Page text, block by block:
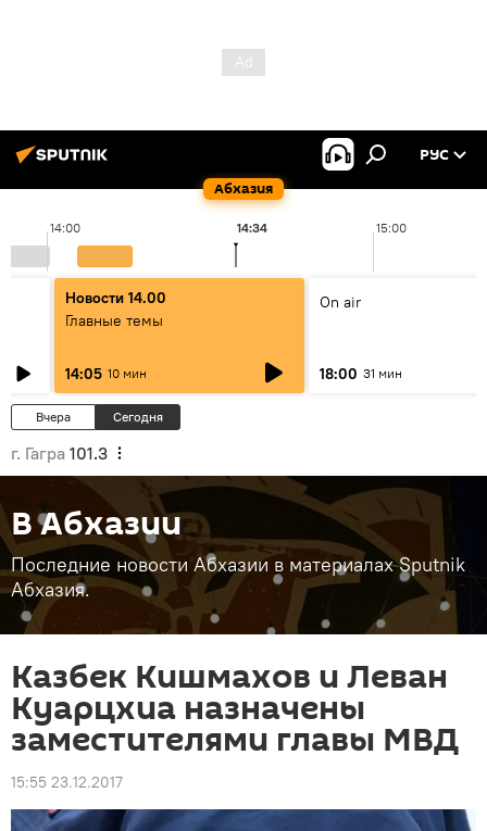
Абхазия
РУС
14:00 15:00
14:34
Новости 14.00
Главные темы
14:05 10 мин
On air
18:00 31 мин
Вчера Сегодня
г. Гагра 101.3
В Абхазии
Последние новости Абхазии в материалах Sputnik
Абхазия.
Казбек Кишмахов и Леван
Куарцхиа назначены
заместителями главы МВД
15:55 23.12.2017